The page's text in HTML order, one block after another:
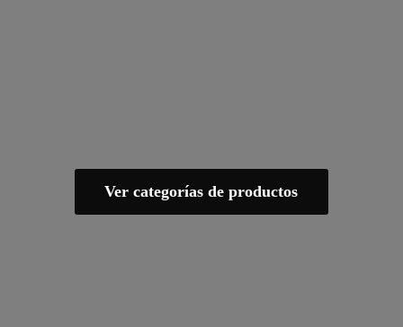
Ver categorías de productos